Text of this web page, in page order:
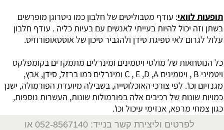
תופעות לוואי: עודף מטבוליטים של חלבון כמו ניטרוגן מופרשים
בשתן וזה יכול להיות בעייתי לאנשים עם בעיות כליה . עודף חלבון
עלול לגרום לאי ספיגת סידן ולהגביר סיכון של אוסטאופורוזיס.
‏כל הנוסחאות של מולטי ויטמינים ומינרלים מתמקדים בקומפלקס
ויטמיני B ‏, ויטמינים E ,D ,A ‏, C ‏ומינרלים כמו ברזל, סידן, אבץ,
מגנזיום וכו'. לפי צורכי האוכלוסייה, בשבילה מיועדת הפורמולה, ישנן
כמויות שונות של רכיבים אלה בפורמולות שונות, העשרות נוספות,
כגון צמחי מרפא, אנזימי עיכול וכו'.
לפרטים וליצירת קשר בנייד: 052-8567140
או